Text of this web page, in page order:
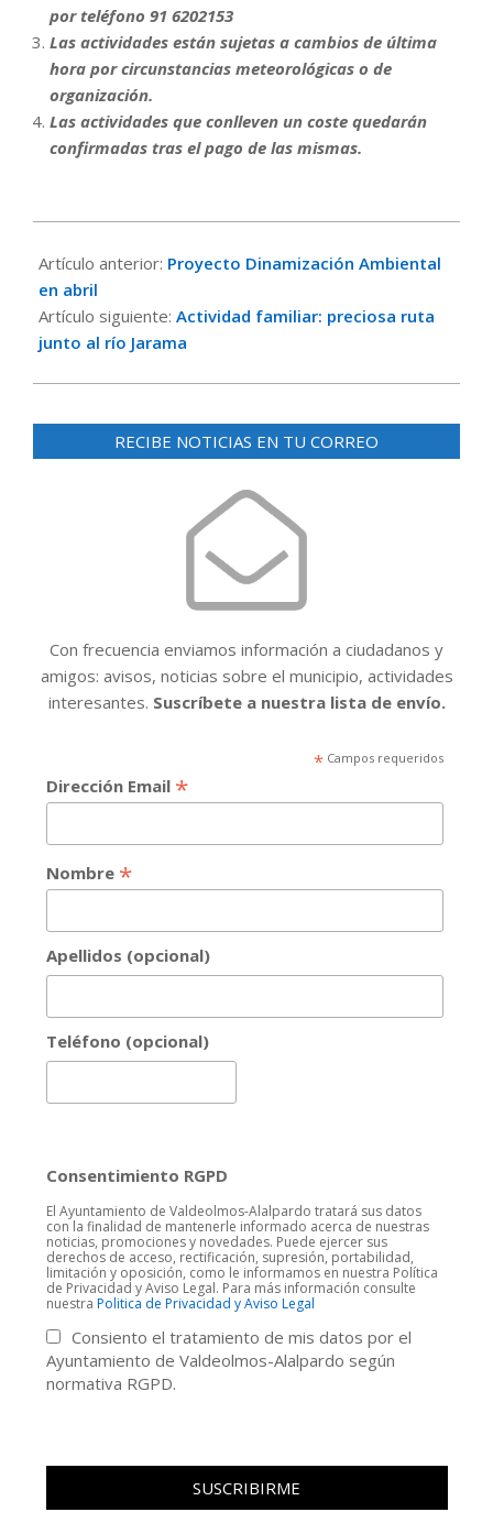
por teléfono 91 6202153
Las actividades están sujetas a cambios de última
hora por circunstancias meteorológicas o de
organización.
Las actividades que conlleven un coste quedarán
confirmadas tras el pago de las mismas.
03-
26
Artículo anterior: Proyecto Dinamización Ambiental
en abril
Artículo siguiente: Actividad familiar: preciosa ruta
junto al río Jarama
RECIBE NOTICIAS EN TU CORREO
Con frecuencia enviamos información a ciudadanos y
amigos: avisos, noticias sobre el municipio, actividades
interesantes. Suscríbete a nuestra lista de envío.
*Campos requeridos
Dirección Email *
Nombre *
Apellidos (opcional)
Teléfono (opcional)
Consentimiento RGPD
El Ayuntamiento de Valdeolmos-Alalpardo tratará sus datos
con la finalidad de mantenerle informado acerca de nuestras
noticias, promociones y novedades. Puede ejercer sus
derechos de acceso, rectificación, supresión, portabilidad,
limitación y oposición, como le informamos en nuestra Política
de Privacidad y Aviso Legal. Para más información consulte
nuestra Politica de Privacidad y Aviso Legal
Consiento el tratamiento de mis datos por el
Ayuntamiento de Valdeolmos-Alalpardo según
normativa RGPD.